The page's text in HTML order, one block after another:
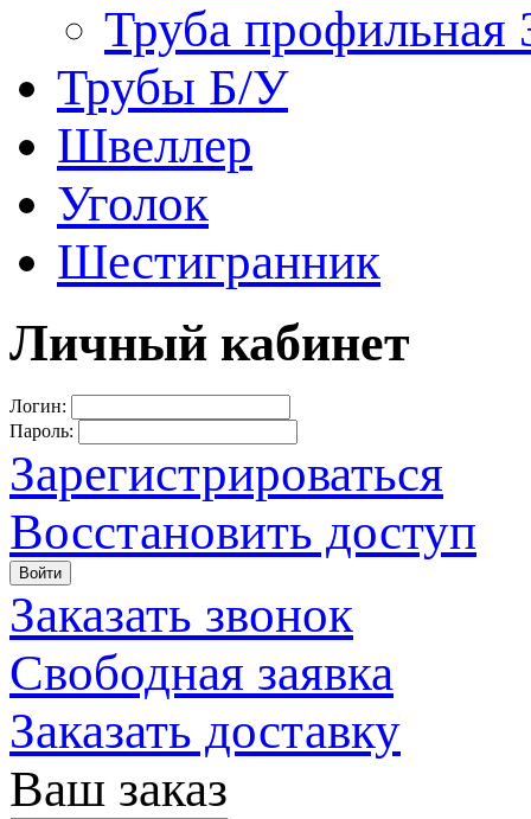
Труба профильная
Трубы Б/У
Швеллер
Уголок
Шестигранник
Личный кабинет
Логин:
Пароль:
Зарегистрироваться
Восстановить доступ
Войти
Заказать звонок
Свободная заявка
Заказать доставку
Ваш заказ